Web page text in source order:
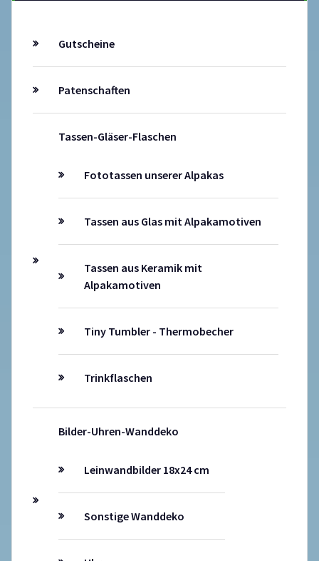
Gutscheine
Patenschaften
Tassen-Gläser-Flaschen
Fototassen unserer Alpakas
Tassen aus Glas mit Alpakamotiven
Tassen aus Keramik mit
Alpakamotiven
Tiny Tumbler - Thermobecher
Trinkflaschen
Bilder-Uhren-Wanddeko
Leinwandbilder 18x24 cm
Sonstige Wanddeko